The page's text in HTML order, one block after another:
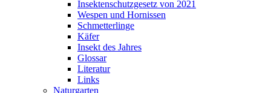
Insektenschutzgesetz von 2021
Wespen und Hornissen
Schmetterlinge
Käfer
Insekt des Jahres
Glossar
Literatur
Links
Naturgarten